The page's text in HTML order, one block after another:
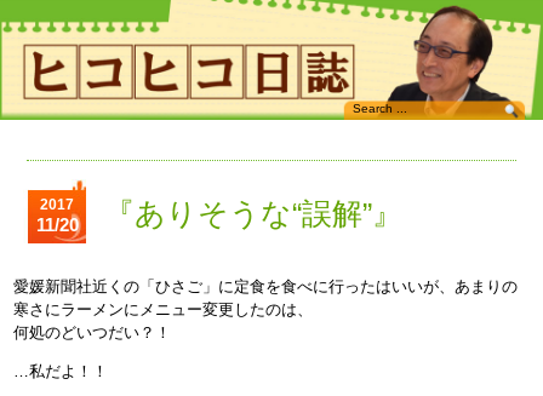
2017
11/20 『ありそうな“誤解”』
愛媛新聞社近くの「ひさご」に定食を食べに行ったはいいが、あまりの
寒さにラーメンにメニュー変更したのは、
何処のどいつだい？！
…私だよ！！